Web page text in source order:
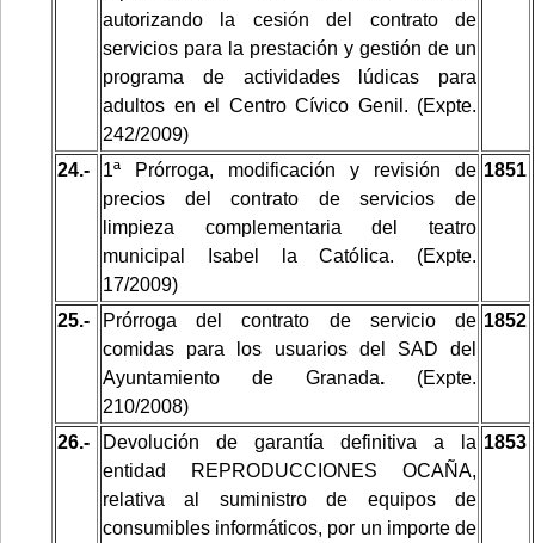
autorizando la cesión del contrato de
servicios para la prestación y gestión de un
programa de actividades lúdicas para
adultos en el Centro Cívico Genil. (Expte.
242/2009)
24.-
1ª Prórroga, modificación y revisión de
precios del contrato de servicios de
limpieza complementaria del teatro
municipal Isabel la Católica. (Expte.
17/2009)
1851
25.-
Prórroga del contrato de servicio de
comidas para los usuarios del SAD del
Ayuntamiento de Granada. (Expte.
210/2008)
1852
26.-
Devolución de garantía definitiva a la
entidad REPRODUCCIONES OCAÑA,
relativa al suministro de equipos de
consumibles informáticos, por un importe de
1853